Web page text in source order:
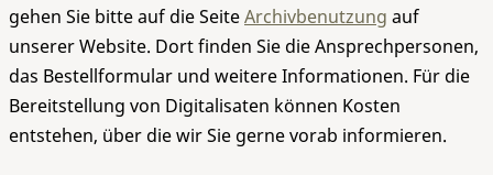
gehen Sie bitte auf die SeiteArchivbenutzung auf
unserer Website. Dort finden Sie die Ansprechpersonen,
das Bestellformular und weitere Informationen. Für die
Bereitstellung von Digitalisaten können Kosten
entstehen, über die wir Sie gerne vorab informieren.